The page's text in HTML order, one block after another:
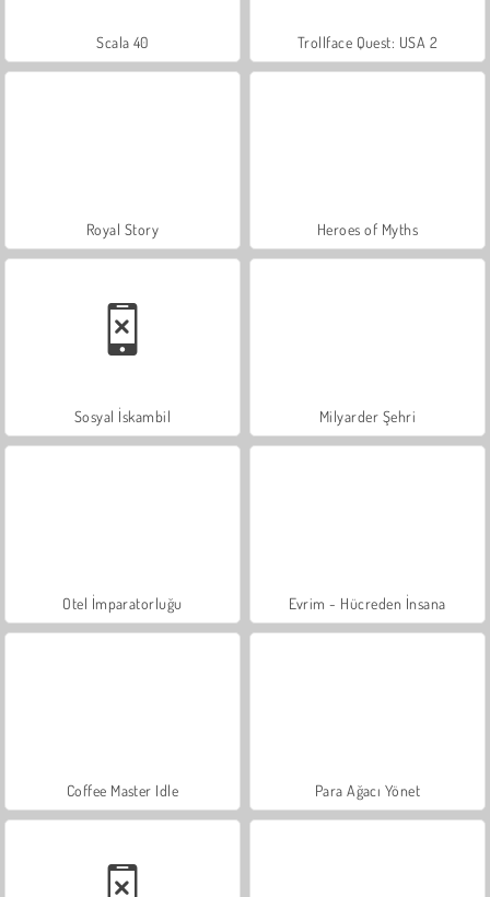
Scala 40 Trollface Quest: USA 2
Royal Story Heroes of Myths
Sosyal İskambil Milyarder Şehri
Otel İmparatorluğu Evrim - Hücreden İnsana
Coffee Master Idle Para Ağacı Yönet